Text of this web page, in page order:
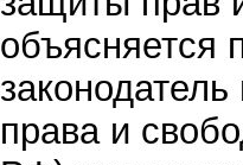
объясняется
права и